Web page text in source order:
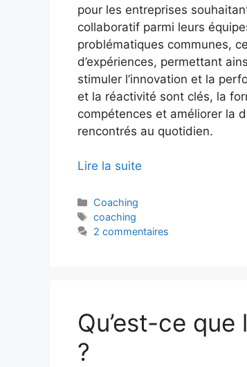
pour les entreprises
collaboratif parmi leurs
problématiques communes,
d’expériences, permettant
stimuler l’innovation et la
et la réactivité sont clés, la
compétences et améliorer la
rencontrés au quotidien.
Lire la suite
Catégories
Coaching
Étiquettes
coaching
2 commentaires
Qu’est-ce
?